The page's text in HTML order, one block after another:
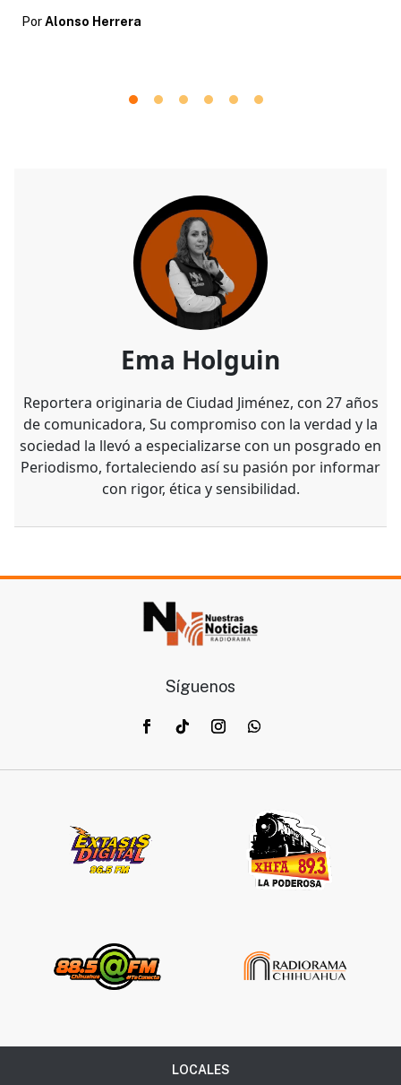
Por Alonso Herrera
Ema Holguin
Reportera originaria de Ciudad Jiménez, con 27 años
de comunicadora, Su compromiso con la verdad y la
sociedad la llevó a especializarse con un posgrado en
Periodismo, fortaleciendo así su pasión por informar
con rigor, ética y sensibilidad.
Síguenos
LOCALES